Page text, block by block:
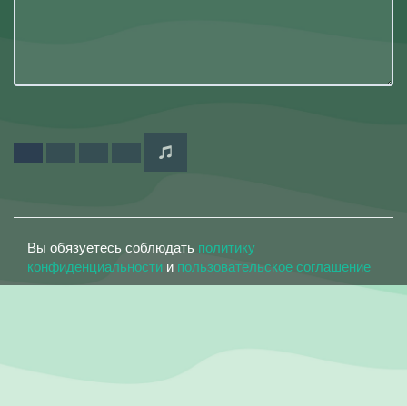
Вы обязуетесь соблюдать политику
конфиденциальности и пользовательское соглашение